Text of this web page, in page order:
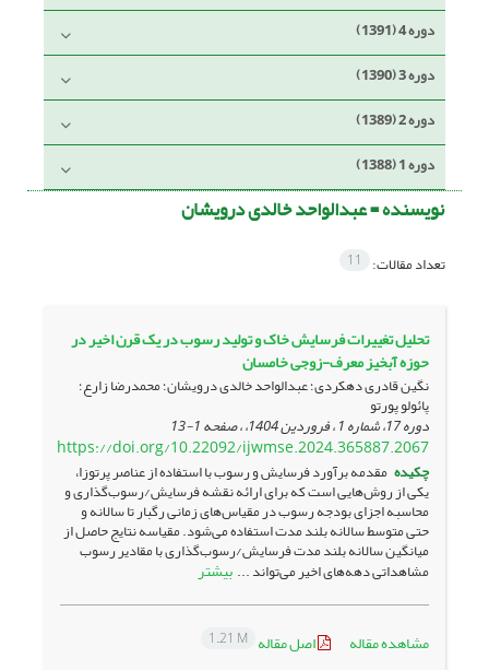
دوره 4 (1391)
دوره 3 (1390)
دوره 2 (1389)
دوره 1 (1388)
نویسنده =عبدالواحد خالدی درویشان
تعداد مقالات: 11
تحلیل تغییرات فرسایش خاک و تولید رسوب در یک قرن اخیر در
حوزه آبخیز معرف-زوجی خامسان
نگین قادری دهکردی؛ عبدالواحد خالدی درویشان؛ محمدرضا زارع؛
پائولو پورتو
دوره 17، شماره 1 ، فروردین 1404، ، صفحه 1-13
https://doi.org/10.22092/ijwmse.2024.365887.2067
چکیده مقدمه برآورد فرسایش و رسوب با استفاده از عناصر پرتوزا،
یکی از روش‌هایی است که برای ارائه نقشه فرسایش/رسوب‌گذاری و
محاسبه اجزای بودجه رسوب در مقیاس‌های زمانی رگبار تا سالانه و
حتی متوسط سالانه بلند مدت استفاده می‌شود. مقیاسه نتایج حاصل از
میانگین سالانه بلند مدت فرسایش/رسوب‌گذاری با مقادیر رسوب
مشاهداتی دهه‌های اخیر می‌تواند ... بیشتر
مشاهده مقاله اصل مقاله 1.21 M